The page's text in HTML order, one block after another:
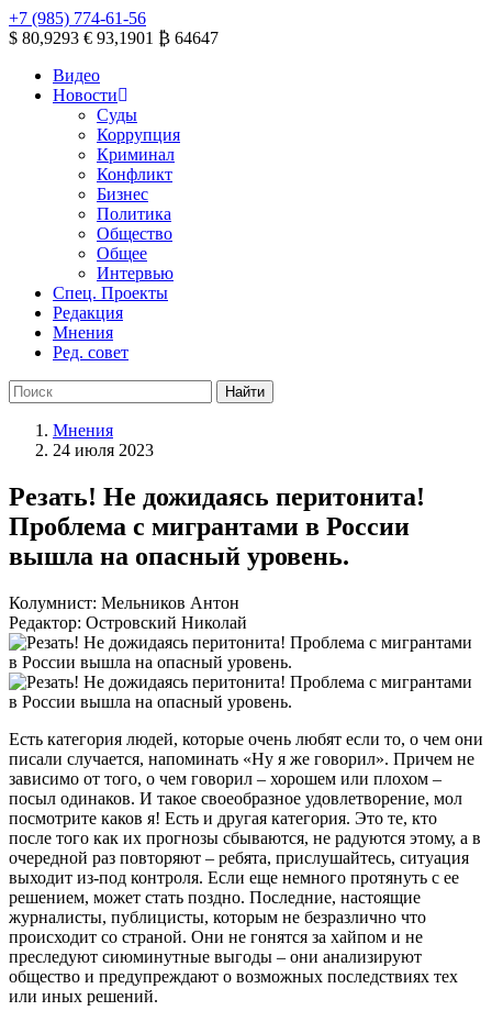
+7 (985) 774-61-56
$ 80,9293 € 93,1901 ₿ 64647
Видео
Новости
Суды
Коррупция
Криминал
Конфликт
Бизнес
Политика
Общество
Общее
Интервью
Спец. Проекты
Редакция
Мнения
Ред. совет
Мнения
24 июля 2023
Резать! Не дожидаясь перитонита!
Проблема с мигрантами в России
вышла на опасный уровень.
Колумнист: Мельников Антон
Редактор: Островский Николай
Есть категория людей, которые очень любят если то, о чем они
писали случается, напоминать «Ну я же говорил». Причем не
зависимо от того, о чем говорил – хорошем или плохом –
посыл одинаков. И такое своеобразное удовлетворение, мол
посмотрите каков я! Есть и другая категория. Это те, кто
после того как их прогнозы сбываются, не радуются этому, а в
очередной раз повторяют – ребята, прислушайтесь, ситуация
выходит из-под контроля. Если еще немного протянуть с ее
решением, может стать поздно. Последние, настоящие
журналисты, публицисты, которым не безразлично что
происходит со страной. Они не гонятся за хайпом и не
преследуют сиюминутные выгоды – они анализируют
общество и предупреждают о возможных последствиях тех
или иных решений.